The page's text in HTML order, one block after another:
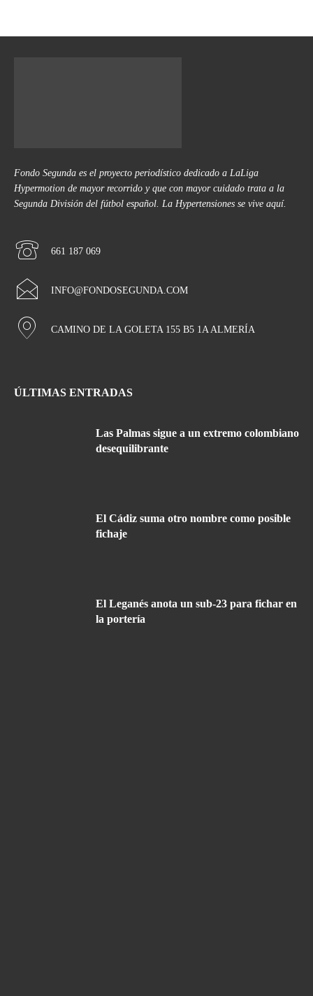
Fondo Segunda es el proyecto periodístico dedicado a LaLiga
Hypermotion de mayor recorrido y que con mayor cuidado trata a la
Segunda División del fútbol español. La Hypertensiones se vive aquí.
661 187 069
INFO@FONDOSEGUNDA.COM
CAMINO DE LA GOLETA 155 B5 1A ALMERÍA
ÚLTIMAS ENTRADAS
Las Palmas sigue a un extremo colombiano
desequilibrante
El Cádiz suma otro nombre como posible
fichaje
El Leganés anota un sub-23 para fichar en
la portería